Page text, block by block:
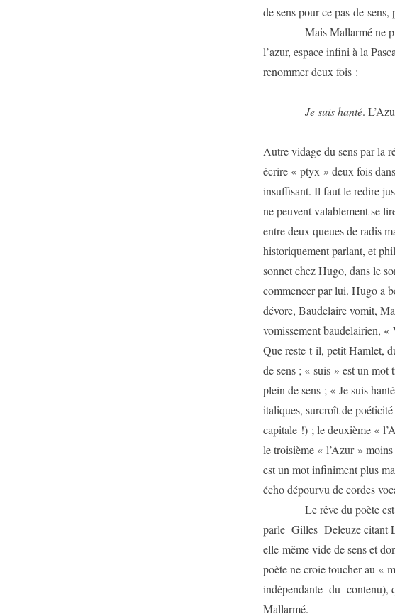
de sens pour ce pas-de-
Mais Mallarmé ne puise
l’azur, espace infini à la
renommer deux fois :
Je suis hanté.
Autre vidage du sens par la
écrire « ptyx » deux fois
insuffisant. Il faut le redire
ne peuvent valablement se
entre deux queues de radis
historiquement parlant, et
sonnet chez Hugo, dans le
commencer par lui. Hugo a
dévore, Baudelaire vomit,
vomissement baudelairien,
Que reste-t-il, petit Hamlet,
de sens ; « suis » est un mot
plein de sens ; « Je suis
italiques, surcroît de
capitale !) ; le deuxième «
le troisième « l’Azur »
est un mot infiniment plus
écho dépourvu de cordes
Le rêve du poète est
parle Gilles Deleuze citant
elle-même vide de sens et
poète ne croie toucher au «
indépendante du contenu),
Mallarmé.